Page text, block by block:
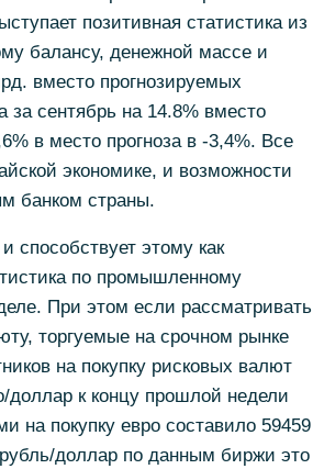
позитивная статистика из
балансу, денежной массе и
вместо прогнозируемых
сентябрь на 14.8% вместо
в место прогноза в -3,4%. Все
экономике, и возможности
банком страны.
способствует этому как
по промышленному
При этом если рассматривать
торгуемые на срочном рынке
на покупку рисковых валют
к концу прошлой недели
на покупку евро составило 59459
рубль/доллар по данным биржи это